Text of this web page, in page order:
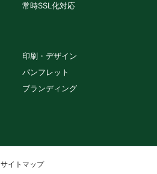
常時SSL化対応
印刷・デザイン
パンフレット
ブランディング
サイトマップ